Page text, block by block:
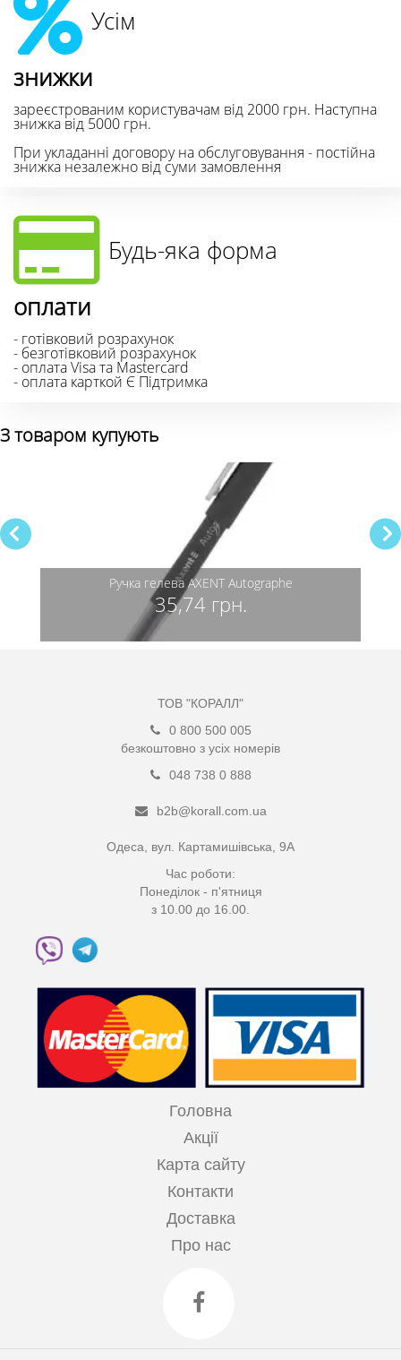
Усім
знижки
зареєстрованим користувачам від 2000 грн. Наступна
знижка від 5000 грн.
При укладанні договору на обслуговування - постійна
знижка незалежно від суми замовлення
Будь-яка форма
оплати
- готівковий розрахунок
- безготівковий розрахунок
- оплата Visa та Mastercard
- оплата карткой Є Підтримка
З товаром купують
Ручка гелева AXENT Autographe
35,74 грн.
ТОВ "КОРАЛЛ"
0 800 500 005
безкоштовно з усіх номерів
048 738 0 888
b2b@korall.com.ua
Одеса, вул. Картамишівська, 9А
Час роботи:
Понеділок - п'ятниця
з 10.00 до 16.00.
Головна
Акції
Карта сайту
Контакти
Доставка
Про нас